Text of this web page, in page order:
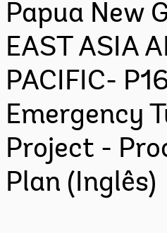
Papua New
EAST ASIA
PACIFIC-
Emergency
Project -
Plan (Inglês)